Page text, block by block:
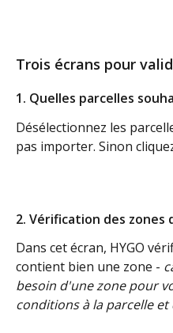
Trois écrans pour
1. Quelles parcelles
Désélectionnez les
pas importer. Sinon
2. Vérification des zones
Dans cet écran, HYGO
contient bien une zone -
besoin d'une zone pour
conditions à la parcelle